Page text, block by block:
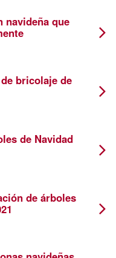
navideña que
bricolaje de
de Navidad
de árboles